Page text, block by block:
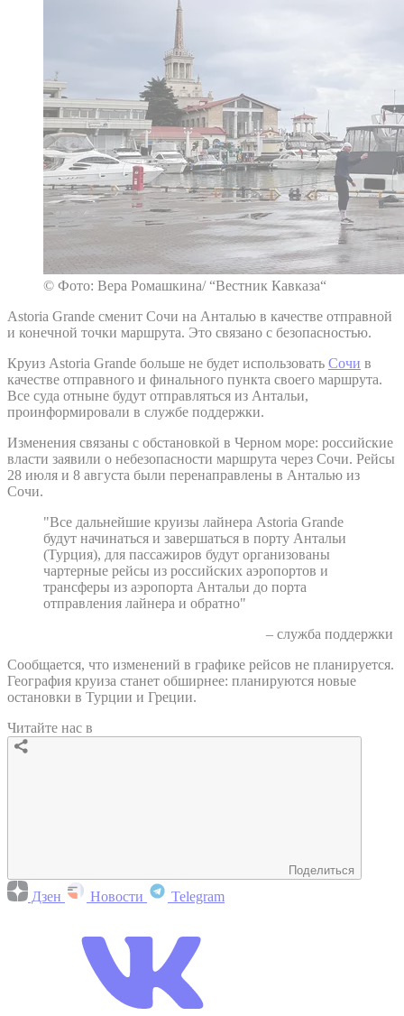
© Фото: Вера Ромашкина/ “Вестник Кавказа“
Astoria Grande сменит Сочи на Анталью в качестве отправной
и конечной точки маршрута. Это связано с безопасностью.
Круиз Astoria Grande больше не будет использовать Сочи в
качестве отправного и финального пункта своего маршрута.
Все суда отныне будут отправляться из Антальи,
проинформировали в службе поддержки.
Изменения связаны с обстановкой в Черном море: российские
власти заявили о небезопасности маршрута через Сочи. Рейсы
28 июля и 8 августа были перенаправлены в Анталью из
Сочи.
"Все дальнейшие круизы лайнера Astoria Grande
будут начинаться и завершаться в порту Антальи
(Турция), для пассажиров будут организованы
чартерные рейсы из российских аэропортов и
трансферы из аэропорта Антальи до порта
отправления лайнера и обратно"
– служба поддержки
Сообщается, что изменений в графике рейсов не планируется.
География круиза станет обширнее: планируются новые
остановки в Турции и Греции.
Читайте нас в
Поделиться
Дзен Новости Telegram